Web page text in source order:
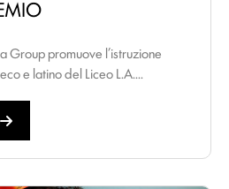
Group promuove l’istruzione
e latino del Liceo L.A....